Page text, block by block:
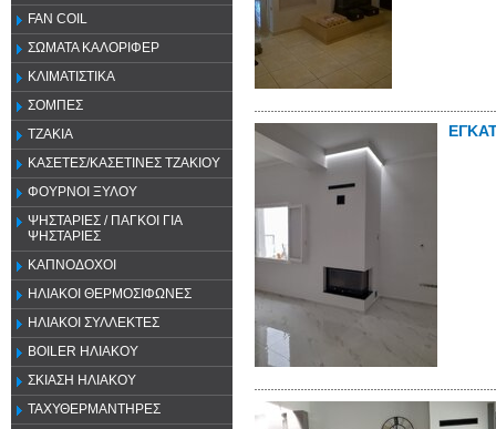
FAN COIL
ΣΩΜΑΤΑ ΚΑΛΟΡΙΦΕΡ
ΚΛΙΜΑΤΙΣΤΙΚΑ
ΣΟΜΠΕΣ
ΤΖΑΚΙΑ
ΚΑΣΕΤΕΣ/ΚΑΣΕΤΙΝΕΣ ΤΖΑΚΙΟΥ
ΦΟΥΡΝΟΙ ΞΥΛΟΥ
ΨΗΣΤΑΡΙΕΣ / ΠΑΓΚΟΙ ΓΙΑ
ΨΗΣΤΑΡΙΕΣ
ΚΑΠΝΟΔΟΧΟΙ
ΗΛΙΑΚΟΙ ΘΕΡΜΟΣΙΦΩΝΕΣ
ΗΛΙΑΚΟΙ ΣΥΛΛΕΚΤΕΣ
BOILER ΗΛΙΑΚΟΥ
ΣΚΙΑΣΗ ΗΛΙΑΚΟΥ
ΤΑΧΥΘΕΡΜΑΝΤΗΡΕΣ